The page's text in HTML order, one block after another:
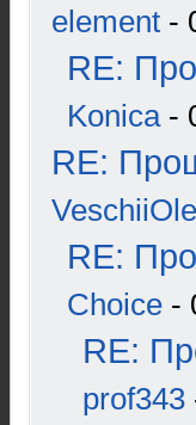
element -
RE:
Konica-
RE:
RE:
Choice -
RE:
prof343